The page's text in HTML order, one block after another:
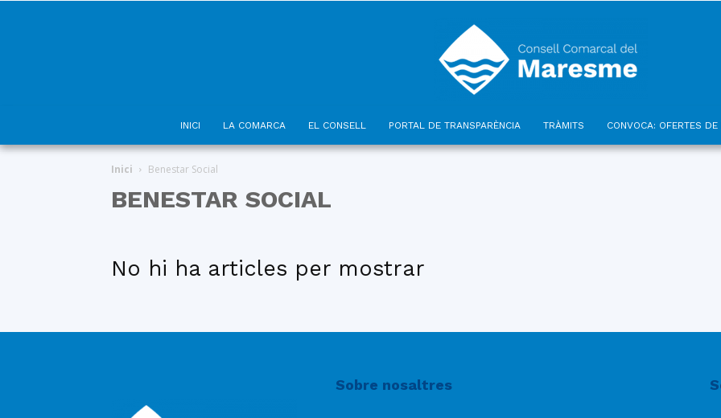
INICI LA COMARCA EL CONSELL PORTAL DE TRANSPARÈNCIA TRÀMITS CONVOCA: OFERTES DE
Inici Benestar Social
BENESTAR SOCIAL
No hi ha articles per mostrar
Sobre nosaltres